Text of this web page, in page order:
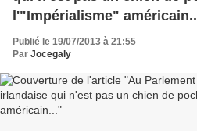
l'"Impérialisme"
Publié le 19/07/2013 à 21:55
Par Jocegaly